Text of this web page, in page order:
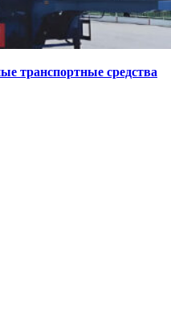
транспортные средства